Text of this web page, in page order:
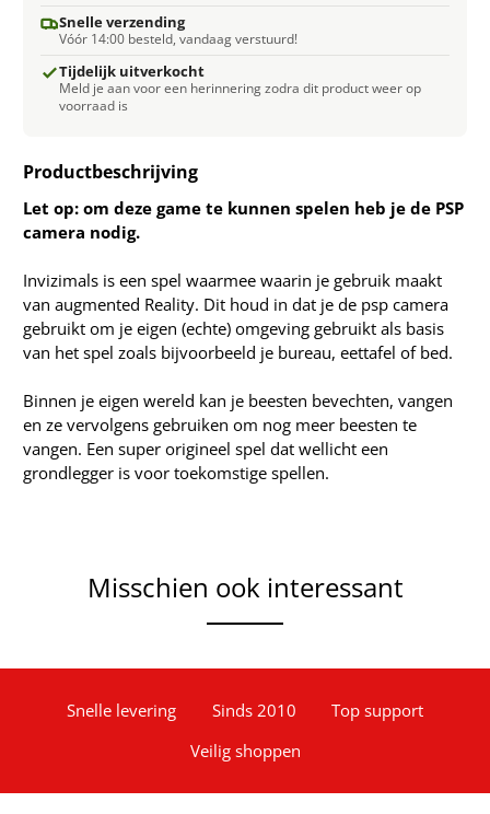
Snelle verzending
Vóór 14:00 besteld, vandaag verstuurd!
Tijdelijk uitverkocht
Meld je aan voor een herinnering zodra dit product weer op
voorraad is
Productbeschrijving
Let op: om deze game te kunnen spelen heb je de PSP
camera nodig.
Invizimals is een spel waarmee waarin je gebruik maakt
van augmented Reality. Dit houd in dat je de psp camera
gebruikt om je eigen (echte) omgeving gebruikt als basis
van het spel zoals bijvoorbeeld je bureau, eettafel of bed.
Binnen je eigen wereld kan je beesten bevechten, vangen
en ze vervolgens gebruiken om nog meer beesten te
vangen. Een super origineel spel dat wellicht een
grondlegger is voor toekomstige spellen.
Misschien ook interessant
Snelle levering Sinds 2010
Top support
Veilig shoppen